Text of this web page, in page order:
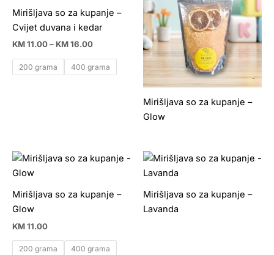
Mirišljava so za kupanje –
Cvijet duvana i kedar
KM11.00– KM16.00
KM 16.00
200 grama 400 grama
Mirišljava so za kupanje –
Glow
Mirišljava so za kupanje –
Glow
KM11.00
200 grama 400 grama
Mirišljava so za kupanje –
Lavanda